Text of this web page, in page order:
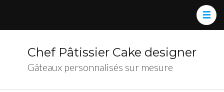
Chef Pâtissier Cake designer
Gâteaux personnalisés sur mesure